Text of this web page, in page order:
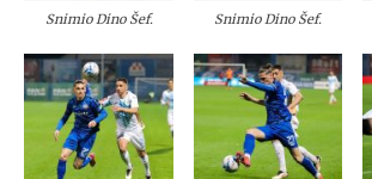
Snimio Dino Šef. Snimio Dino Šef.